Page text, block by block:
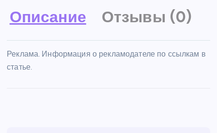
Описание Отзывы (0)
Реклама. Информация о рекламодателе по ссылкам в
статье.